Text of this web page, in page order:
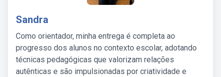
Sandra
Como orientador, minha entrega é completa ao
progresso dos alunos no contexto escolar, adotando
técnicas pedagógicas que valorizam relações
autênticas e são impulsionadas por criatividade e